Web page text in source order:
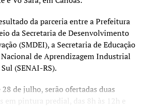
que
financiando
consistentes e
a população”,
o impacto das chuvas
da parceria entre a Prefeitura
da Secretaria de Desenvolvimento
(SMDEI), a Secretaria de Educação
Nacional de Aprendizagem Industrial
(SENAI-RS).
de julho, serão ofertadas duas
em pintura predial, das 8h às 12h e